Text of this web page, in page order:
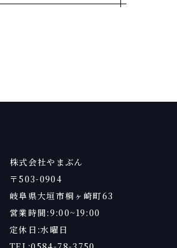
株式会社やまぶん
〒503-0904
岐阜県大垣市桐ヶ崎町63
営業時間:9:00~19:00
定休日:水曜日